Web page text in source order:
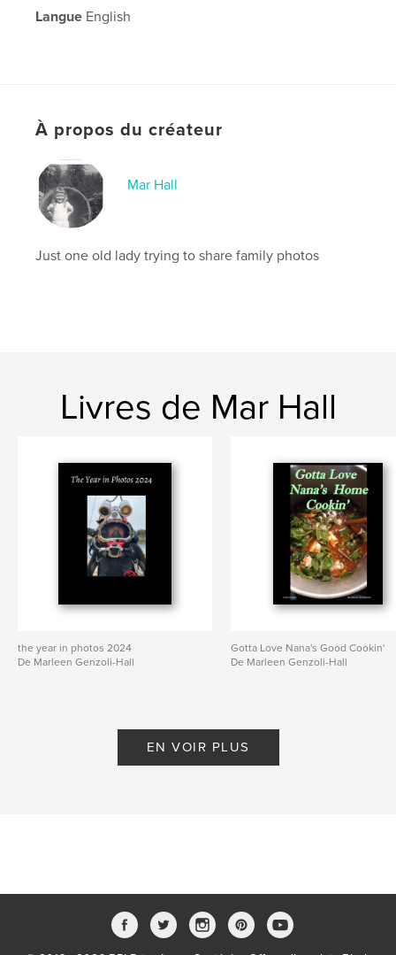
Langue English
À propos du créateur
Mar Hall
Just one old lady trying to share family photos
Livres de Mar Hall
the year in photos 2024
De Marleen Genzoli-Hall
Gotta Love Nana's Good Cookin'
De Marleen Genzoli-Hall
EN VOIR PLUS